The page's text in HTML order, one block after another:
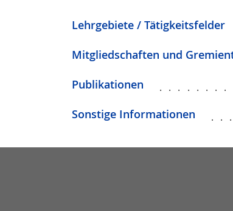
Lehrgebiete / Tätigkeitsfelder
Mitgliedschaften und
Publikationen
Sonstige Informationen